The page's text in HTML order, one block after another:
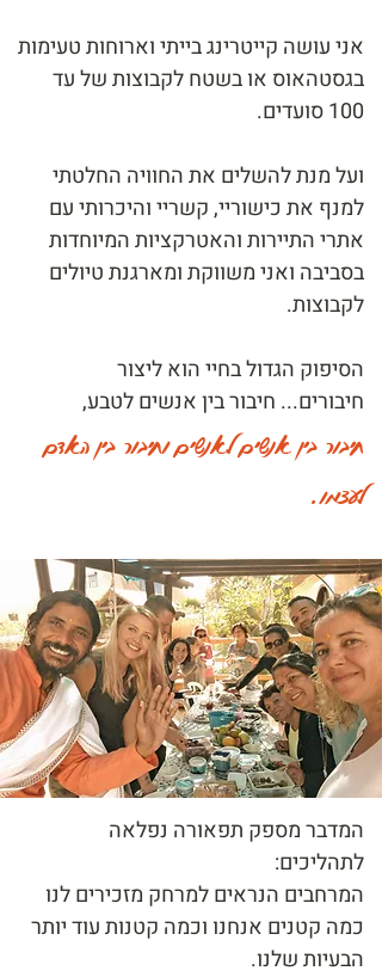
אני עושה קייטרינג בייתי וארוחות טעימות
בגסטהאוס או בשטח לקבוצות של עד
100 סועדים.
ועל מנת להשלים את החוויה החלטתי
למנף את כישוריי, קשריי והיכרותי עם
אתרי התיירות והאטרקציות המיוחדות
בסביבה ואני משווקת ומארגנת טיולים
לקבוצות.
הסיפוק הגדול בחיי הוא ליצור
חיבורים... חיבור בין אנשים לטבע,
חיבור בין אנשים לאנשים וחיבור בין האדם
לעצמו.
המדבר מספק תפאורה נפלאה
לתהליכים:
המרחבים הנראים למרחק מזכירים לנו
כמה קטנים אנחנו וכמה קטנות עוד יותר
הבעיות שלנו.